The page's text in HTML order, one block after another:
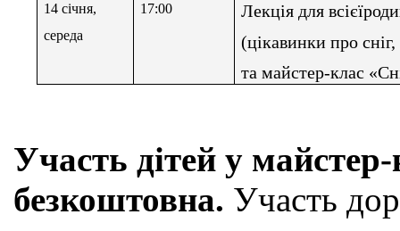
14 січня,
середа
17:00
Лекція для
(цікавинки про
та майстер-клас
Участь дітей у
безкоштовна. Участь